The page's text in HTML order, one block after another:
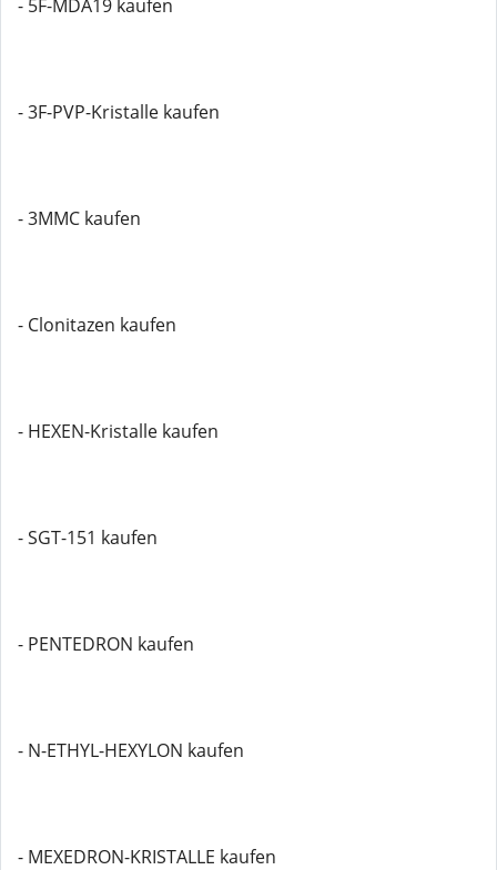
- 5F-MDA19 kaufen
- 3F-PVP-Kristalle kaufen
- 3MMC kaufen
- Clonitazen kaufen
- HEXEN-Kristalle kaufen
- SGT-151 kaufen
- PENTEDRON kaufen
- N-ETHYL-HEXYLON kaufen
- MEXEDRON-KRISTALLE kaufen